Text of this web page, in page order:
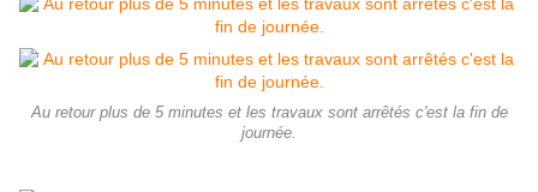
Au retour plus de 5 minutes et les travaux sont arrêtés c'est la fin de
journée.